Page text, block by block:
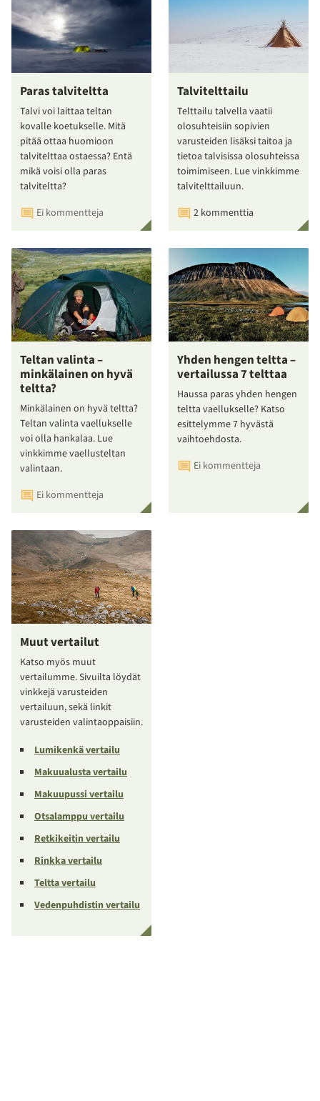
Paras talviteltta
Talvi voi laittaa teltan
kovalle koetukselle. Mitä
pitää ottaa huomioon
talvitelttaa ostaessa? Entä
mikä voisi olla paras
talviteltta?
Ei kommentteja
Talvitelttailu
Telttailu talvella vaatii
olosuhteisiin sopivien
varusteiden lisäksi taitoa ja
tietoa talvisissa olosuhteissa
toimimiseen. Lue vinkkimme
talvitelttailuun.
2 kommenttia
Teltan valinta –
minkälainen on hyvä
teltta?
Minkälainen on hyvä teltta?
Teltan valinta vaellukselle
voi olla hankalaa. Lue
vinkkimme vaellusteltan
valintaan.
Ei kommentteja
Yhden hengen teltta –
vertailussa 7 telttaa
Haussa paras yhden hengen
teltta vaellukselle? Katso
esittelymme 7 hyvästä
vaihtoehdosta.
Ei kommentteja
Muut vertailut
Katso myös muut
vertailumme. Sivuilta löydät
vinkkejä varusteiden
vertailuun, sekä linkit
varusteiden valintaoppaisiin.
Lumikenkä vertailu
Makuualusta vertailu
Makuupussi vertailu
Otsalamppu vertailu
Retkikeitin vertailu
Rinkka vertailu
Teltta vertailu
Vedenpuhdistin vertailu